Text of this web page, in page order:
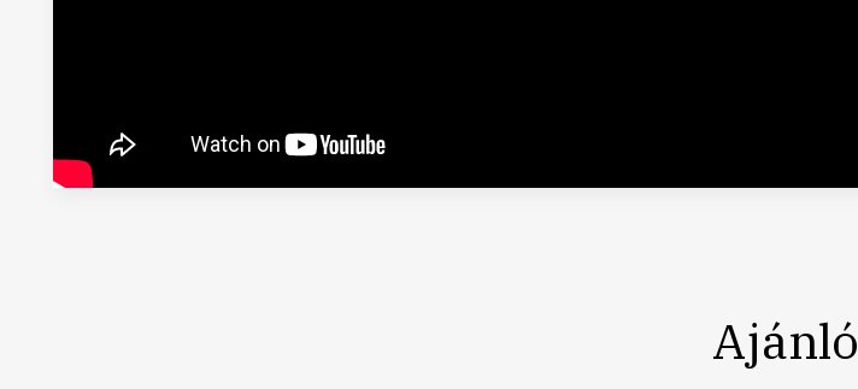
Ajánló